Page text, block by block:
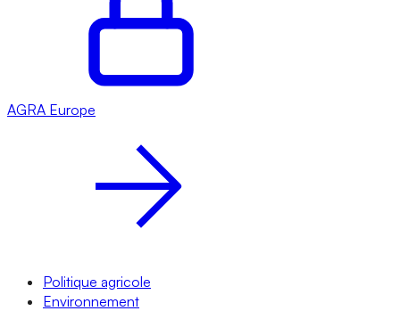
AGRA Europe
Politique agricole
Environnement